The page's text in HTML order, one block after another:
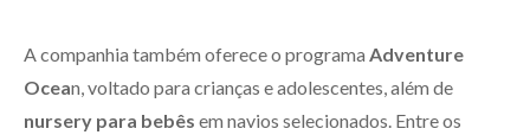
A companhia também oferece o programa Adventure
Ocean, voltado para crianças e adolescentes, além de
nursery para bebês em navios selecionados. Entre os